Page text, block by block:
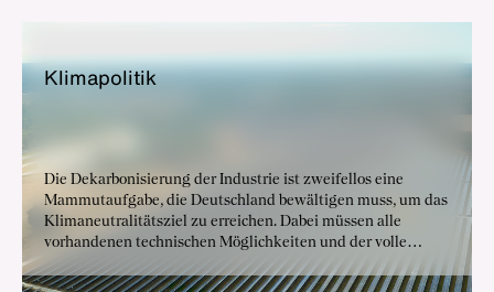
Kli­ma­po­li­tik
Die Dekarbonisierung der Industrie ist zweifellos eine
Mammutaufgabe, die Deutschland bewältigen muss, um das
Klimaneutralitätsziel zu erreichen. Dabei müssen alle
vorhandenen technischen Möglichkeiten und der volle